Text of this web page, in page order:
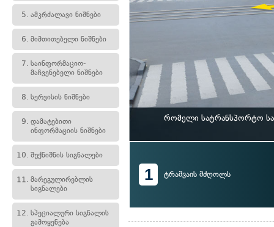
5. ამკრძალავი ნიშნები
6. მიმთითებელი ნიშნები
7. საინფორმაციო-
მაჩვენებელი ნიშნები
8. სერვისის ნიშნები
9. დამატებითი
ინფორმაციის ნიშნები
10. შუქნიშნის სიგნალები
11. მარეგულირებლის
სიგნალები
12. სპეციალური სიგნალის
გამოყენება
რომელი სატრანსპორტო
1 ტრამვაის მძღოლს